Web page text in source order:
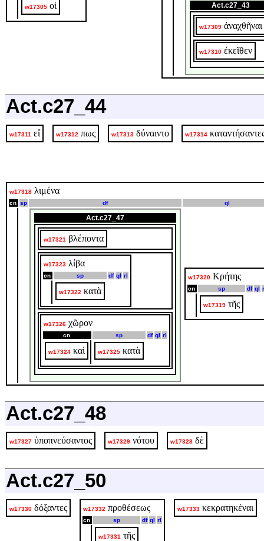
w17305 οἱ Act.c27_43
w17309 ἀναχθῆναι
w17310 ἐκεῖθεν
Act.c27_44
w17311 εἴ w17312 πως w17313 δύναιντο w17314
w17318 λιμένα
cn sp df ql
Act.c27_47
w17321 βλέποντα
w17323 λίβα
cn sp df ql rl
w17322 κατὰ
w17326 χῶρον
cn sp df ql rl
w17324 καὶ w17325 κατὰ
w17320 Κρήτης
cn sp df ql
w17319 τῆς
Act.c27_48
w17327 ὑποπνεύσαντος w17329 νότου w17328 δὲ
Act.c27_50
w17330 δόξαντες w17332 προθέσεως
cn sp df ql rl
w17331 τῆς
w17333 κεκρατηκέναι